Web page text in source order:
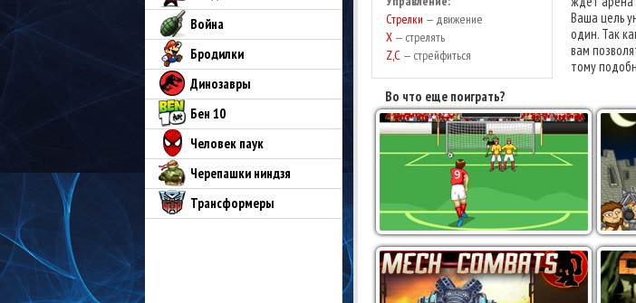
Война
Бродилки
Динозавры
Бен 10
Человек паук
Черепашки ниндзя
Трансформеры
Стрелки — движение
X — стрелять
Z,C — стрейфиться
Ваша цель
один. Так
вам
тому
Во что еще поиграть?